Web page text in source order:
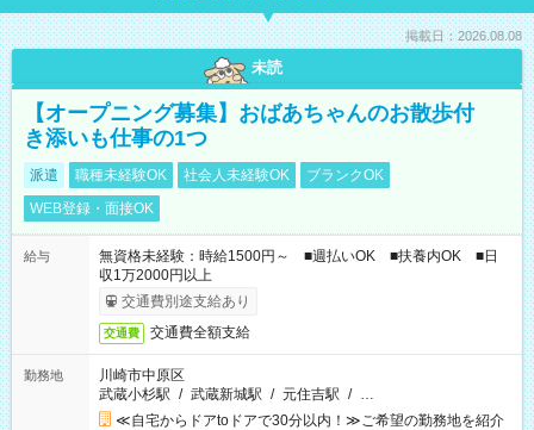
掲載日：2026.08.08
未読
【オープニング募集】おばあちゃんのお散歩付
き添いも仕事の1つ
派遣 職種未経験OK 社会人未経験OK
ブランクOK
WEB登録・面接OK
給与
無資格未経験：時給1500円～ ■週払いOK ■扶養内OK ■日
収1万2000円以上
交通費別途支給あり
交通費 交通費全額支給
勤務地
川崎市中原区
武蔵小杉駅 / 武蔵新城駅 / 元住吉駅 / …
≪自宅からドアtoドアで30分以内！≫ご希望の勤務地を紹介